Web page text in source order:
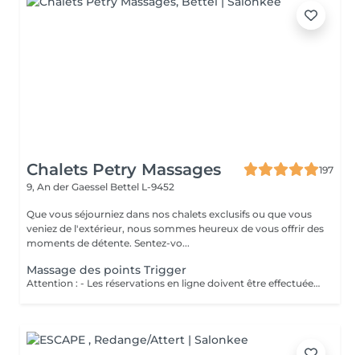
Chalets Petry Massages
197
9, An der Gaessel Bettel L-9452
Que vous séjourniez dans nos chalets exclusifs ou que vous
veniez de l'extérieur, nous sommes heureux de vous offrir des
moments de détente. Sentez-vo...
Massage des points Trigger
Attention : - Les réservations en ligne doivent être effectuées au moins 24 heures à l'avance. - Si vous souhaitez réserver un massage à court terme (moins de 24 heures à l'avance), veuillez appeler le +49 173 390 20 62. - Si vous devez annuler le massage, nous vous demandons de le faire au moins 24 heures à l'avance, sinon nous devrons facturer 70 % du prix des massages. - Les employés et les horaires peuvent être adaptés si nécessaire, après consultation avec vous Thérapie manuelle des points trigger traite les muscles et les tissus conjonctifs par des techniques de traitement bien ciblées. Les points Trigger sont des zones de la fibre musculaire qui restent bloquées en contraction. La douleur au début du traitement cède progressivement.